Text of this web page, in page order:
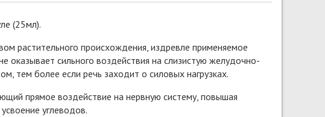
(25мл).
растительного происхождения, издревле применяемое
оказывает сильного воздействия на слизистую желудочно-
тем более если речь заходит о силовых нагрузках.
прямое воздействие на нервную систему, повышая
углеводов.